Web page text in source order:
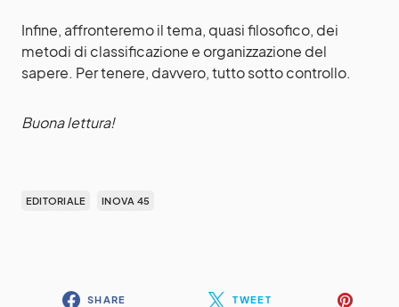
Infine, affronteremo il tema, quasi filosofico, dei
metodi di classificazione e organizzazione del
sapere. Per tenere, davvero, tutto sotto controllo.
Buona lettura!
EDITORIALE INOVA 45
SHARE TWEET